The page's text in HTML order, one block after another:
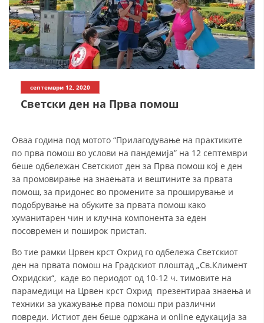
ИСТОРИЈАТ НА ЦКРМ
ИСТОРИЈАТ НА ДВИЖЕЊЕТО
СТРУКТУРА НА ОРГАНИЗАЦИЈАТА
ЧЛЕНСТВО ВО ПРОФЕСИОНАЛНИ ТЕЛА
СТАТУТ НА ЦКРМ
ОРГАНИЗАЦИЈА И РАЗВОЈ
РАКОВОДЕН ОДБОР
септември 12, 2020
Светски ден на Прва помош
Оваа година под мотото “Прилагодување на практиките
по прва помош во услови на пандемија” на 12 септември
беше одбележан Светскиот ден за Прва помош кој е ден
за промовирање на знаењата и вештините за првата
помош, за придонес во промените за проширување и
подобрување на обуките за првата помош како
хуманитарен чин и клучна компонента за еден
посовремен и поширок пристап.
Во тие рамки Црвен крст Охрид го одбележа Светскиот
ден на првата помош на Градскиот плоштад „Св.Климент
Охридски“, каде во периодот од 10-12 ч. тимовите на
парамедици на Црвен крст Охрид презентираа знаења и
техники за укажување прва помош при различни
повреди. Истиот ден беше одржана и online едукација за